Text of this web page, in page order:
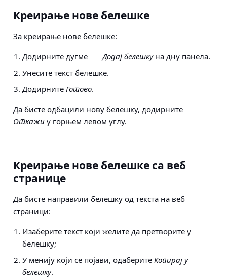
Креирање нове белешке
За креирање нове белешке:
Додирните дугме
Додај белешкуна дну панела.
Унесите текст белешке.
Додирните Готово.
Да бисте одбацили нову белешку, додирните
Откажи у горњем левом углу.
Креирање нове белешке са веб
странице
Да бисте направили белешку од текста на веб
страници:
Изаберите текст који желите да претворите у
белешку;
У менију који се појави, одаберите Копирај у
белешку.